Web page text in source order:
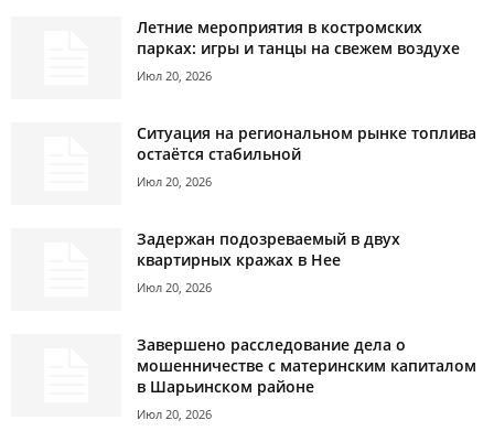
Летние мероприятия в костромских
парках: игры и танцы на свежем воздухе
Июл 20, 2026
Ситуация на региональном рынке топлива
остаётся стабильной
Июл 20, 2026
Задержан подозреваемый в двух
квартирных кражах в Нее
Июл 20, 2026
Завершено расследование дела о
мошенничестве с материнским капиталом
в Шарьинском районе
Июл 20, 2026